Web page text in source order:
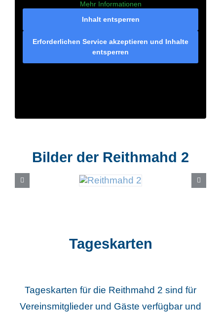
Mehr Informationen
Inhalt entsperren
Erforderlichen Service akzeptieren und Inhalte
entsperren
Bilder der Reithmahd 2
Tageskarten
Tageskarten für die Reithmahd 2 sind für
Vereinsmitglieder und Gäste verfügbar und